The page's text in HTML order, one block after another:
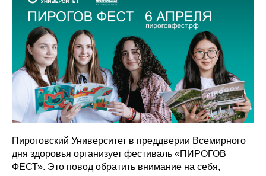
Пироговский Университет в преддверии Всемирного
дня здоровья организует фестиваль «ПИРОГОВ
ФЕСТ». Это повод обратить внимание на себя,